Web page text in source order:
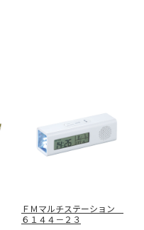
ＦＭマルチステーション
６１４４－２３